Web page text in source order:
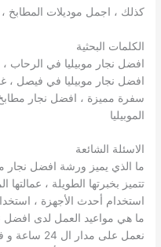
كذلك ، اجمل موديلات المطابخ
الكلمات البحثية
افضل نجار موبيليا في الرحاب
افضل نجار موبيليا في فيصل
سفرة مميزة ، افضل نجار
الموبيليا
الاسئلة الشائعة
ما الذي يميز ورشة افضل نجار
تتميز بخبرتها الطويلة ،
استخدام أحدث الأجهزة ،
ما هي مواعيد العمل لدى افضل
نعمل على مدار ال 24 ساعة و في أيام الجمع و العطلات بلا توقف.